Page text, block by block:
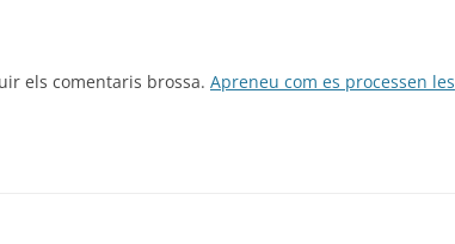
els comentaris brossa. Apreneu com es processen les